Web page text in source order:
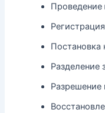
Проведение
Постановка
Разделение
Разрешение